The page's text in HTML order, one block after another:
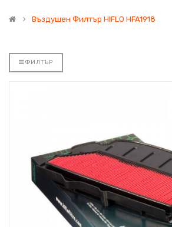
Въздушен Филтър HIFLO HFA1918
ФИЛТЪР